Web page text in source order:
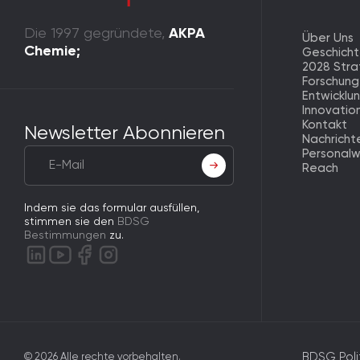
Die 1997 gegründete, AKPA
Chemie;
Newsletter Abonnieren
Indem sie das formular ausfüllen,
stimmen sie den BDSG
Bestimmungen zu.
Über Uns
2028
Kontakt
Reach
© 2026 Alle rechte vorbehalten. BDSG